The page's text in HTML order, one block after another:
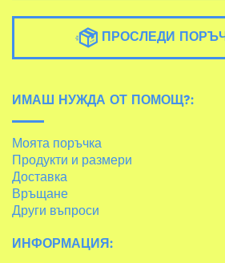
ПРОСЛЕДИ
ИМАШ НУЖДА ОТ ПОМОЩ?:
Моята поръчка
Продукти и размери
Доставка
Връщане
Други въпроси
ИНФОРМАЦИЯ: